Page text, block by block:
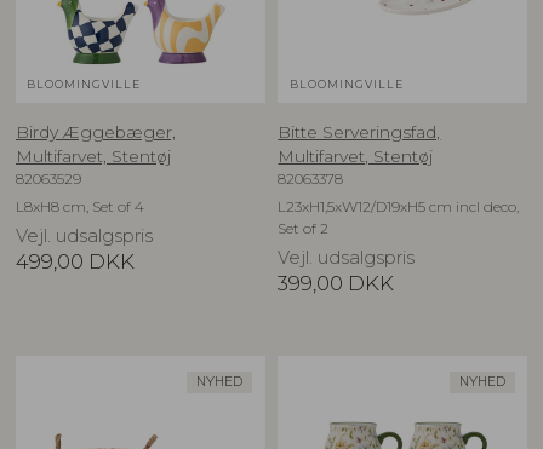
BLOOMINGVILLE
Birdy Æggebæger,
Multifarvet, Stentøj
82063529
L8xH8 cm, Set of 4
Vejl. udsalgspris
499,00 DKK
BLOOMINGVILLE
Bitte Serveringsfad,
Multifarvet, Stentøj
82063378
L23xH1,5xW12/D19xH5 cm incl deco,
Set of 2
Vejl. udsalgspris
399,00 DKK
NYHED NYHED